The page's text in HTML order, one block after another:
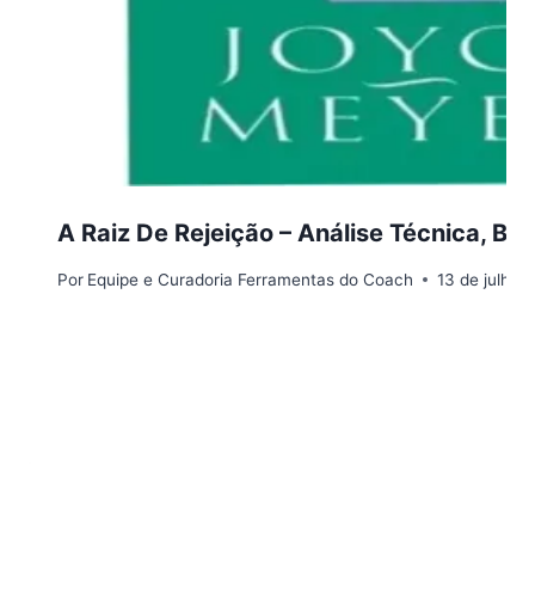
A Raiz De Rejeição – Análise Técnica,
Por Equipe e Curadoria Ferramentas do Coach 13 de julho